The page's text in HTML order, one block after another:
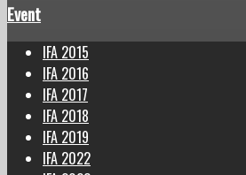
Event
IFA 2015
IFA 2016
IFA 2017
IFA 2018
IFA 2019
IFA 2022